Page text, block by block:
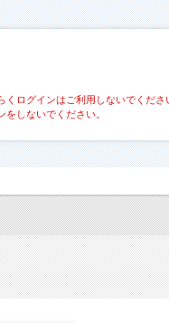
ログインはご利用しないでくださ
しないでください。